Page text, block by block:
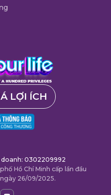
LỢI ÍCH
doanh: 0302209992
Hồ Chí Minh cấp lần đầu
ngày 26/09/2025.